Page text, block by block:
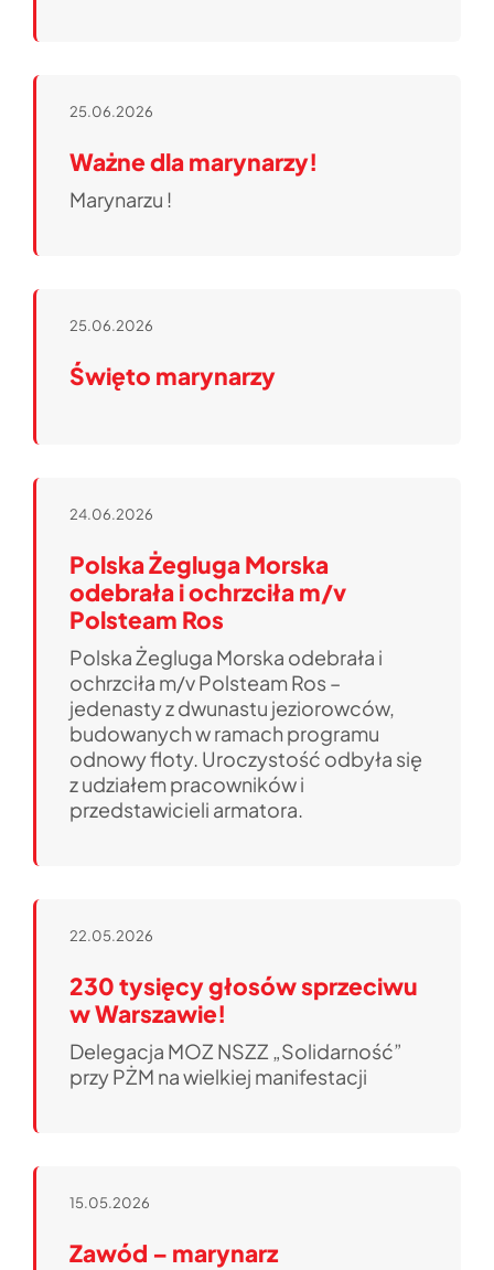
25.06.2026
Ważne dla marynarzy!
Marynarzu !
25.06.2026
Święto marynarzy
24.06.2026
Polska Żegluga Morska
odebrała i ochrzciła m/v
Polsteam Ros
Polska Żegluga Morska odebrała i
ochrzciła m/v Polsteam Ros –
jedenasty z dwunastu jeziorowców,
budowanych w ramach programu
odnowy floty. Uroczystość odbyła się
z udziałem pracowników i
przedstawicieli armatora.
22.05.2026
230 tysięcy głosów sprzeciwu
w Warszawie!
Delegacja MOZ NSZZ „Solidarność”
przy PŻM na wielkiej manifestacji
15.05.2026
Zawód – marynarz